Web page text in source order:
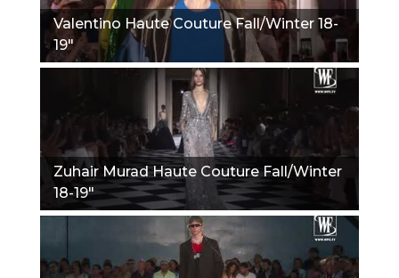
Valentino Haute Couture Fall/Winter 18-
19"
Zuhair Murad Haute Couture Fall/Winter
18-19"